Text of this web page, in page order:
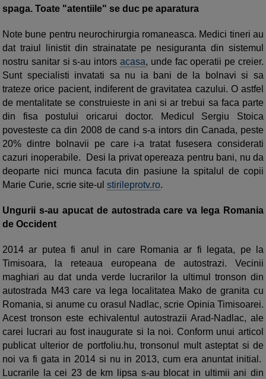
spaga. Toate "atentiile" se duc pe aparatura
Note bune pentru neurochirurgia romaneasca. Medici tineri au
dat traiul linistit din strainatate pe nesiguranta din sistemul
nostru sanitar si s-au intors acasa, unde fac operatii pe creier.
Sunt specialisti invatati sa nu ia bani de la bolnavi si sa
trateze orice pacient, indiferent de gravitatea cazului. O astfel
de mentalitate se construieste in ani si ar trebui sa faca parte
din fisa postului oricarui doctor. Medicul Sergiu Stoica
povesteste ca din 2008 de cand s-a intors din Canada, peste
20% dintre bolnavii pe care i-a tratat fusesera considerati
cazuri inoperabile. Desi la privat opereaza pentru bani, nu da
deoparte nici munca facuta din pasiune la spitalul de copii
Marie Curie, scrie site-ul stirileprotv.ro.
Ungurii s-au apucat de autostrada care va lega Romania
de Occident
2014 ar putea fi anul in care Romania ar fi legata, pe la
Timisoara, la reteaua europeana de autostrazi. Vecinii
maghiari au dat unda verde lucrarilor la ultimul tronson din
autostrada M43 care va lega localitatea Mako de granita cu
Romania, si anume cu orasul Nadlac, scrie Opinia Timisoarei.
Acest tronson este echivalentul autostrazii Arad-Nadlac, ale
carei lucrari au fost inaugurate si la noi. Conform unui articol
publicat ulterior de portfoliu.hu, tronsonul mult asteptat si de
noi va fi gata in 2014 si nu in 2013, cum era anuntat initial.
Lucrarile la cei 23 de km lipsa s-au blocat in ultimii ani din